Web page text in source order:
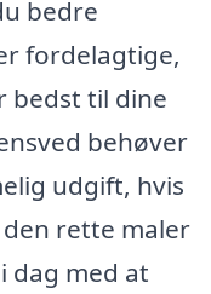
bedre
fordelagtige,
bedst til dine
behøver
udgift, hvis
rette maler
dag med at